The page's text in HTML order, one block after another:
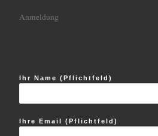
Anmeldung
Ihr Name (Pflichtfeld)
Ihre Email (Pflichtfeld)